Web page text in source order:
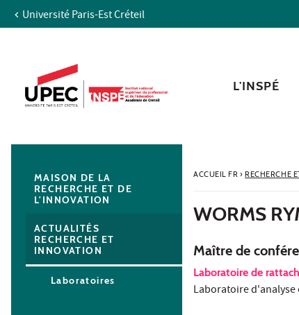
Aller au contenu
Recherche
Navigation secondaire
Université Paris-Est Créteil
L'INSPÉ
ACCUEIL FR› RECHERCHE
WORMS
Maître de
Laboratoire de
Laboratoire d'analyse
MAISON DE LA
RECHERCHE ET DE
L'INNOVATION
ACTUALITÉS
RECHERCHE ET
INNOVATION
Laboratoires